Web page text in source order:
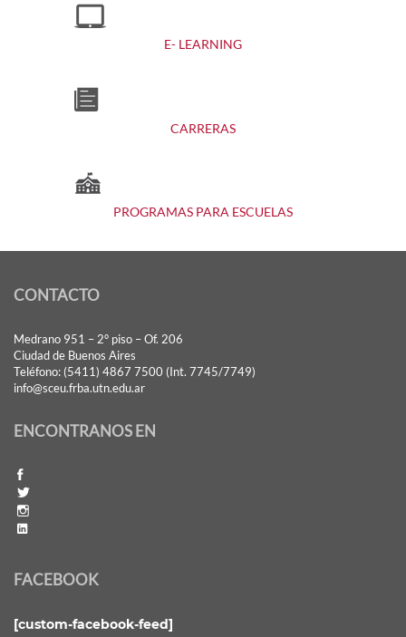
E- LEARNING
CARRERAS
PROGRAMAS PARA ESCUELAS
CONTACTO
Medrano 951 – 2° piso – Of. 206
Ciudad de Buenos Aires
Teléfono: (5411) 4867 7500 (Int. 7745/7749)
info@sceu.frba.utn.edu.ar
ENCONTRANOS EN
FACEBOOK
[custom-facebook-feed]